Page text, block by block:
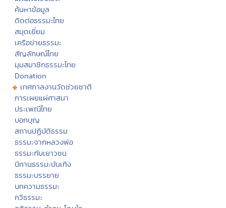
ค้นหาข้อมูล
ติดต่อธรรมะไทย
สมุดเยี่ยม
เครือข่ายธรรมะ
สัญลักษณ์ไทย
มุมสมาชิกธรรมะไทย
Donation
เทศกาลงานวัดช่วยชาติ
การเผยแผ่ศาสนา
ประเพณีไทย
บอกบุญ
สถานปฏิบัติธรรม
ธรรมะจากหลวงพ่อ
ธรรมะกับเยาวชน
นิทานธรรมะบันเทิง
ธรรมะบรรยาย
บทความธรรมะ
กวีธรรมะ